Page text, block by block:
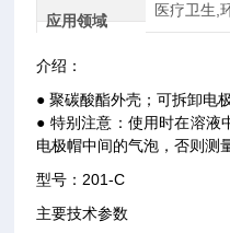
应用领域
医疗卫生,
介绍：
● 聚碳酸酯外壳；可拆卸电
● 特别注意：使用时在溶液
电极帽中间的气泡，否则测
型号：201-C
主要技术参数